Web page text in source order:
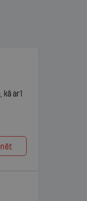
kā arī